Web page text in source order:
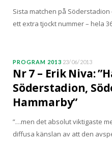
Sista matchen på
ett extra tjockt nummer – hela
PROGRAM 2013 23/06/2013
Nr 7 – Erik Niva:
Söderstadion,
Hammarby”
”…men det absolut viktigaste
diffusa känslan av att den